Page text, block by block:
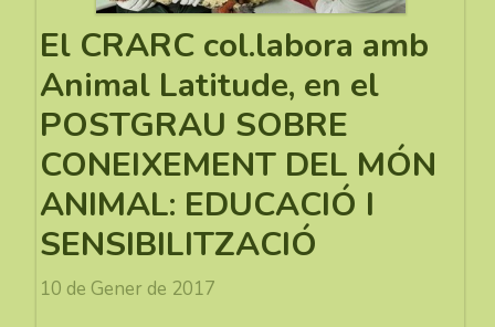
El CRARC col.labora amb
Animal Latitude, en el
POSTGRAU SOBRE
CONEIXEMENT DEL MÓN
ANIMAL: EDUCACIÓ I
SENSIBILITZACIÓ
10 de Gener de 2017